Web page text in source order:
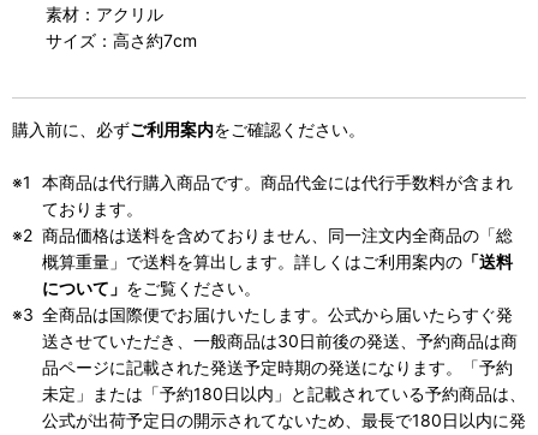
素材：アクリル
サイズ：高さ約7cm
購入前に、必ずご利用案内をご確認ください。
本商品は代行購入商品です。商品代金には代行手数料が含まれ
ております。
商品価格は送料を含めておりません、同一注文内全商品の「総
概算重量」で送料を算出します。詳しくはご利用案内の 「送料
について」 をご覧ください。
全商品は国際便でお届けいたします。公式から届いたらすぐ発
送させていただき、一般商品は30日前後の発送、予約商品は商
品ページに記載された発送予定時期の発送になります。「予約
未定」または「予約180日以内」と記載されている予約商品は、
公式が出荷予定日の開示されてないため、最長で180日以内に発